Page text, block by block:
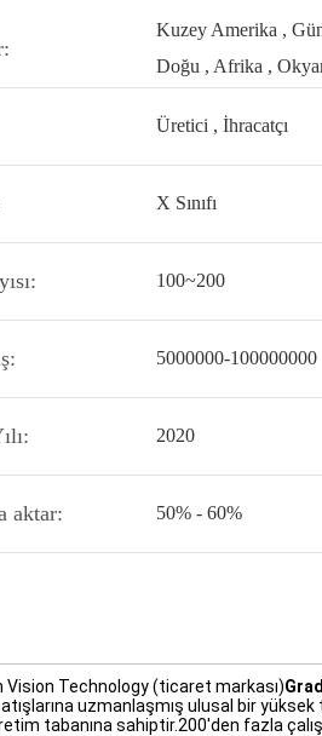
Kuzey Amerika ,
Doğu , Afrika ,
Üretici , İhracatçı
X Sınıfı
100~200
5000000-100000000
2020
aktar: 50% - 60%
Vision Technology (ticaret markası)
uzmanlaşmış ulusal bir yüksek
tabanına sahiptir.200'den fazla